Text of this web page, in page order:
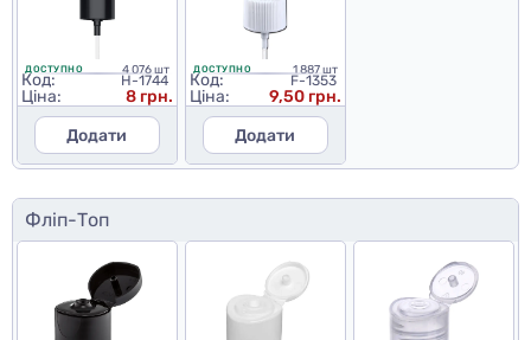
ДОСТУПНО 4 076 шт
Код: H-1744
Ціна:
8 грн.
Додати
ДОСТУПНО 1 887 шт
Код: F-1353
Ціна:
9,50 грн.
Додати
Фліп-Топ